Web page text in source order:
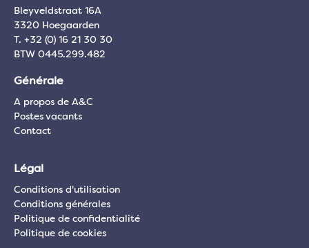
Bleyveldstraat 16A
3320 Hoegaarden
T. +32 (0) 16 21 30 30
BTW 0445.299.482
Générale
A propos de A&C
Postes vacants
Contact
Légal
Conditions d'utilisation
Conditions générales
Politique de confidentialité
Politique de cookies